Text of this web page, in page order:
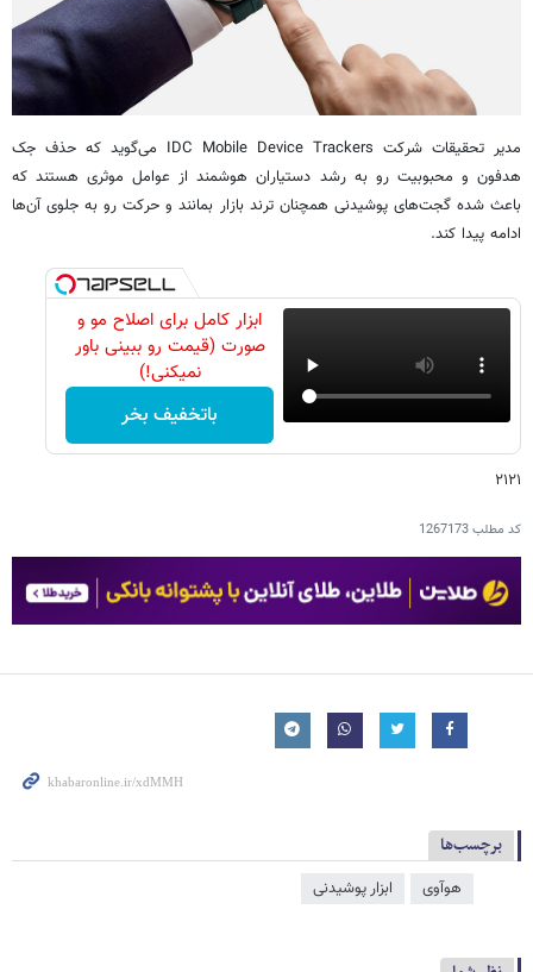
مدیر تحقیقات شرکت IDC Mobile Device Trackers می‌گوید که حذف جک
هدفون و محبوبیت رو به رشد دستیاران هوشمند از عوامل موثری هستند که
باعث شده گجت‌های پوشیدنی همچنان ترند بازار بمانند و حرکت رو به جلوی آن‌ها
ادامه پیدا کند.
ابزار کامل برای اصلاح مو و
صورت (قیمت رو ببینی باور
نمیکنی!)
باتخفیف بخر
۲۱۲۱
کد مطلب1267173
برچسب‌ها
هوآوی ابزار پوشیدنی